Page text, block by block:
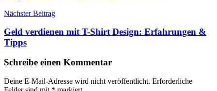
Nächster Beitrag
Geld verdienen mit T-Shirt Design: Erfahrungen &
Tipps
Schreibe einen Kommentar
Deine E-Mail-Adresse wird nicht veröffentlicht. Erforderliche